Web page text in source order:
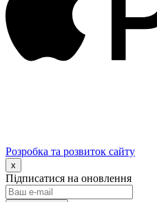
Розробка та розвиток сайту
x
Підписатися на оновлення